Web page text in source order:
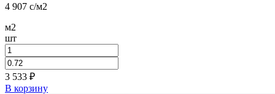
4 907 c/м2
м2
шт
3 533 ₽
В корзину